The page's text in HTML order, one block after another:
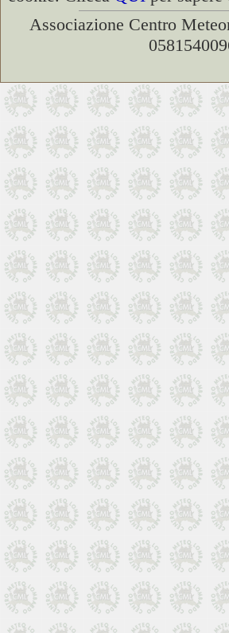
Associazione Centro